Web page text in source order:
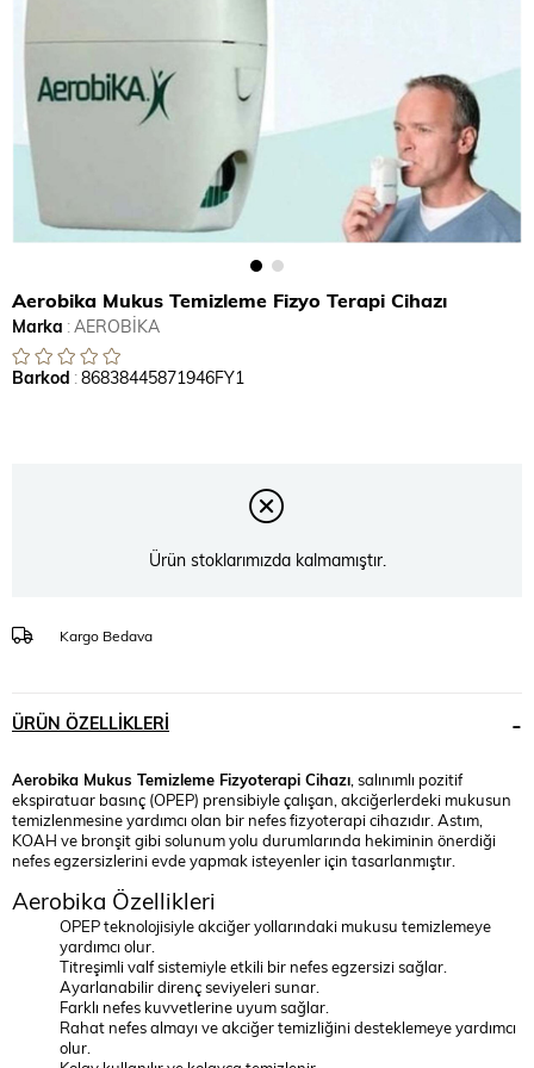
Aerobika Mukus Temizleme Fizyo Terapi Cihazı
Marka :AEROBİKA
Barkod :86838445871946FY1
Ürün stoklarımızda kalmamıştır.
Kargo Bedava
ÜRÜN ÖZELLIKLERI
Aerobika Mukus Temizleme Fizyoterapi Cihazı , salınımlı pozitif
ekspiratuar basınç (OPEP) prensibiyle çalışan, akciğerlerdeki mukusun
temizlenmesine yardımcı olan bir nefes fizyoterapi cihazıdır. Astım,
KOAH ve bronşit gibi solunum yolu durumlarında hekiminin önerdiği
nefes egzersizlerini evde yapmak isteyenler için tasarlanmıştır.
Aerobika Özellikleri
OPEP teknolojisiyle akciğer yollarındaki mukusu temizlemeye
yardımcı olur.
Titreşimli valf sistemiyle etkili bir nefes egzersizi sağlar.
Ayarlanabilir direnç seviyeleri sunar.
Farklı nefes kuvvetlerine uyum sağlar.
Rahat nefes almayı ve akciğer temizliğini desteklemeye yardımcı
olur.